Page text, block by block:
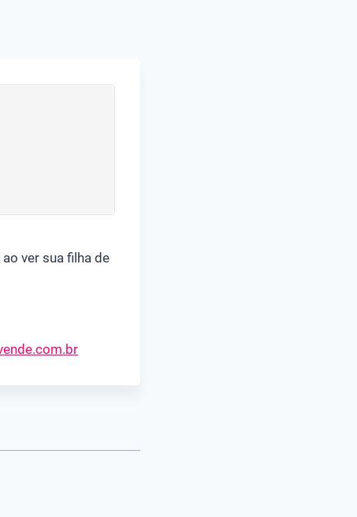
ver sua filha de